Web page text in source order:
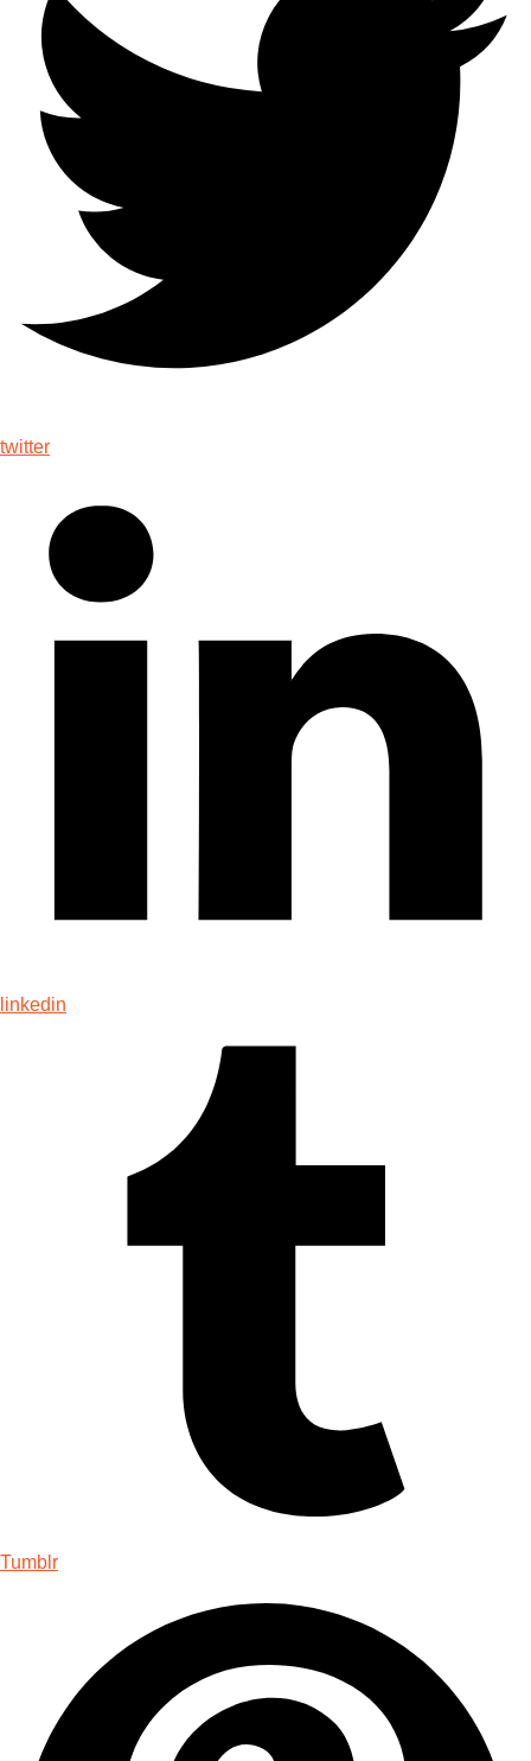
twitter
linkedin
Tumblr